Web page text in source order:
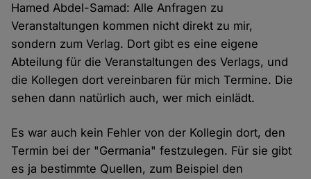
Hamed Abdel-Samad: Alle Anfragen zu
Veranstaltungen kommen nicht direkt zu mir,
sondern zum Verlag. Dort gibt es eine eigene
Abteilung für die Veranstaltungen des Verlags, und
die Kollegen dort vereinbaren für mich Termine. Die
sehen dann natürlich auch, wer mich einlädt.
Es war auch kein Fehler von der Kollegin dort, den
Termin bei der "Germania" festzulegen. Für sie gibt
es ja bestimmte Quellen, zum Beispiel den